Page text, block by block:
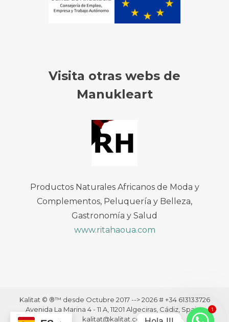
Visita otras webs de
Manukleart
Productos Naturales Africanos de Moda y
Complementos, Peluquería y Belleza,
Gastronomía y Salud
www.ritahaoua.com
Kalitat © ®™ desde Octubre 2017 --> 2026 # +34 613133726
Avenida La Marina 4 - 11 A, 11201 Algeciras, Cádiz, Spain ·
kalitat@kalitat.com
1